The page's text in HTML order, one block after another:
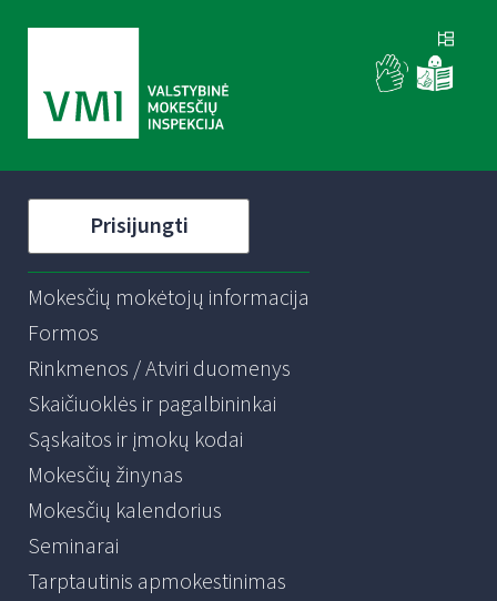
Prisijungti
Mokesčių mokėtojų informacija
Formos
Rinkmenos / Atviri duomenys
Skaičiuoklės ir pagalbininkai
Sąskaitos ir įmokų kodai
Mokesčių žinynas
Mokesčių kalendorius
Seminarai
Tarptautinis apmokestinimas